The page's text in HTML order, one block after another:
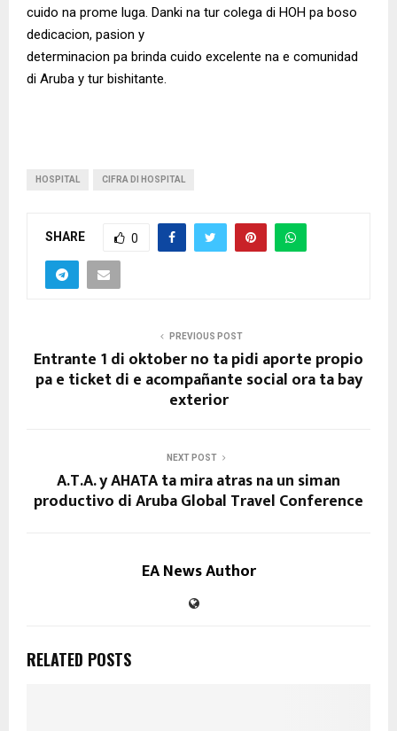
cuido na prome luga. Danki na tur colega di HOH pa boso
dedicacion, pasion y
determinacion pa brinda cuido excelente na e comunidad
di Aruba y tur bishitante.
HOSPITAL CIFRA DI HOSPITAL
SHARE 0
PREVIOUS POST
Entrante 1 di oktober no ta pidi aporte propio
pa e ticket di e acompañante social ora ta bay
exterior
NEXT POST
A.T.A. y AHATA ta mira atras na un siman
productivo di Aruba Global Travel Conference
EA News Author
RELATED POSTS